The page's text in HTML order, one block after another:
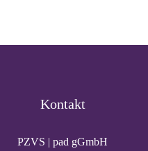
Kontakt
PZVS | pad gGmbH